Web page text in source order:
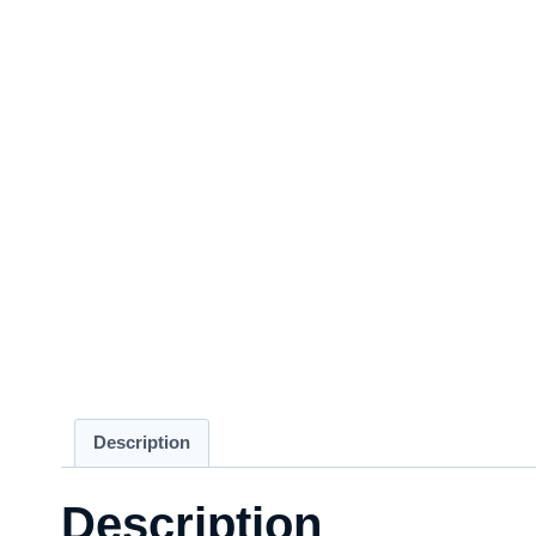
Description
Description